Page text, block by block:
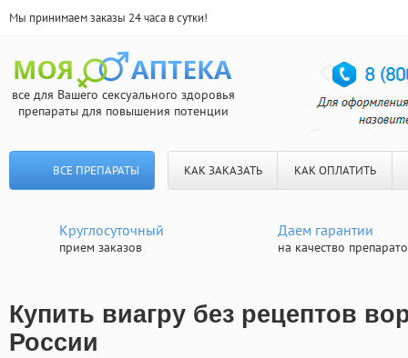
Мы принимаем заказы 24 часа в сутки!
все для Вашего сексуального здоровья
препараты для повышения потенции
ВСЕ ПРЕПАРАТЫ КАК ЗАКАЗАТЬ КАК ОПЛАТИТЬ
Круглосуточный
прием заказов
Даем гарантии
на качество
Купить виагру без рецептов
России